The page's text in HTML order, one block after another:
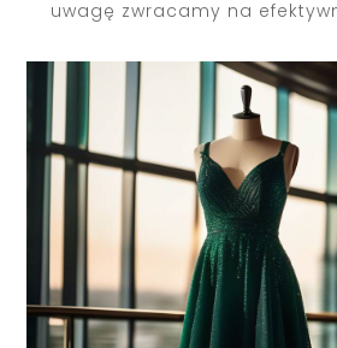
uwagę zwracamy na